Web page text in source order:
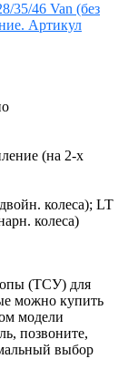
35/46 Van (без
Артикул
(на 2-х
колеса); LT
колеса)
(ТСУ) для
можно купить
модели
позвоните,
выбор